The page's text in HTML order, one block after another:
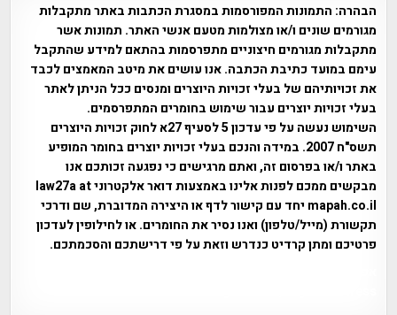
הבהרה: התמונות המפורסמות במסגרת הכתבות באתר מתקבלות
מגורמים שונים ו/או מצולמות מטעם אנשי האתר. תמונות אשר
מתקבלות מגורמים חיצוניים מתפרסמות בהתאם למידע שהתקבל
עימם במועד כתיבת הכתבה. אנו עושים את מיטב המאמצים לכבד
את זכויותיהם של בעלי זכויות היוצרים ומנסים ככל הניתן לאתר
בעלי זכויות יוצרים עבור שימוש בחומרים המתפרסמים.
השימוש נעשה על פי עדכון 5 לסעיף 27א לחוק זכויות היוצרים
תשס"ח 2007. במידה והנכם בעלי זכויות יוצרים בחומר המופיע
באתר ו/או בפרסום זה, ואתם מרגישים כי נפגעה זכותכם אנו
מבקשים ממכם לפנות אלינו באמצעות דואר אלקטרוני law27a at
mapah.co.il יחד עם קישור לדף או היצירה המדוברת, שם ודרכי
תקשורת (מייל/טלפון) ואנו נסיר את החומרים. או לחילופין לעדכון
פרטיכם ומתן קרדיט כנדרש וזאת על פי דרישתכם והסכמתכם.